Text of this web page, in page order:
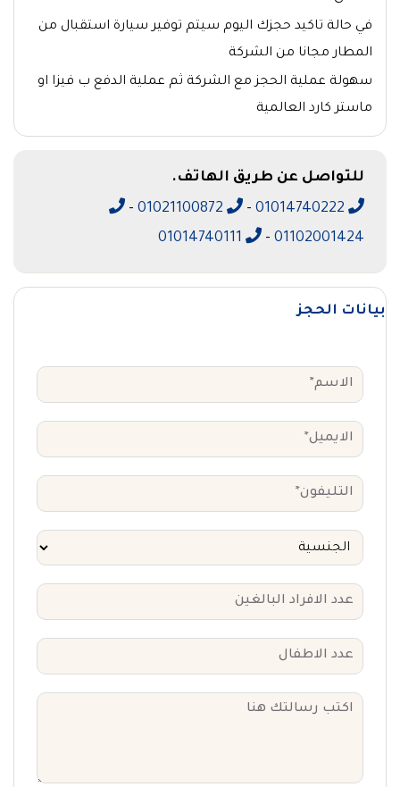
في حالة تاكيد حجزك اليوم سيتم توفير سيارة استقبال من
المطار مجانا من الشركة
سهولة عملية الحجز مع الشركة ثم عملية الدفع ب فيزا او
ماستر كارد العالمية
للتواصل عن طريق الهاتف.
-
-
01102001424
-
بيانات الحجز